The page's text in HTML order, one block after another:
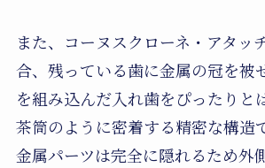
また、コーヌスクローネ・アタッ
合、残っている歯に金属の冠を被
を組み込んだ入れ歯をぴったりと
茶筒のように密着する精密な構造
金属パーツは完全に隠れるため外